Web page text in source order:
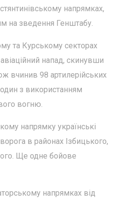
напрямках,
на зведення Генштабу.
та Курському секторах
напад, скинувши
вчинив 98 артилерійських
з використанням
вогню.
напрямку українські
в районах Ізбицького,
Ще одне бойове
напрямках від